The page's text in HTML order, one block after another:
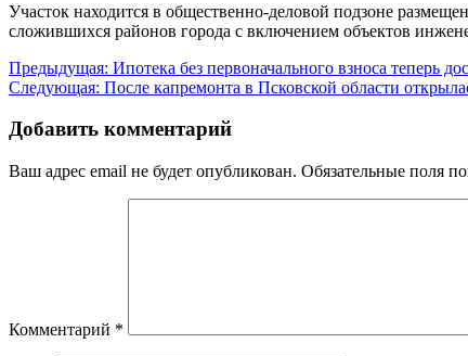
Участок находится в общественно-деловой подзоне
сложившихся районов города с включением объектов
Навигация
по
записям
Предыдущая: Ипотека без первоначального взноса теперь
Следующая: После капремонта в Псковской области
Добавить комментарий
Ваш адрес email не будет опубликован. Обязательные поля
Комментарий *